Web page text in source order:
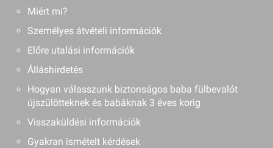
Miért mi?
Személyes átvételi információk
Előre utalási információk
Álláshirdetés
Hogyan válasszunk biztonságos baba fülbevalót
újszülötteknek és babáknak 3 éves korig
Visszaküldési információk
Gyakran ismételt kérdések